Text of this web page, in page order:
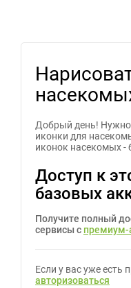
Добрый день!
иконки для
иконок насекомых -
Доступ к
базовых
Получите полный
сервисы с премиум-
Если у вас уже есть
авторизоваться